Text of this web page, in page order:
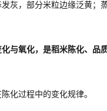
灰，部分米粒边缘泛黄；
与氧化，是稻米陈化、品
化过程中的变化规律。